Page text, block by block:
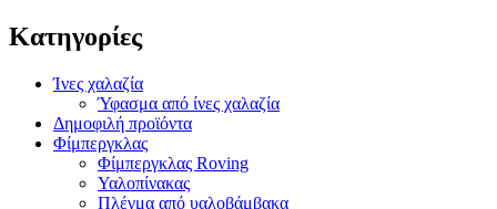
Κατηγορίες
Ίνες χαλαζία
Ύφασμα από ίνες χαλαζία
Δημοφιλή προϊόντα
Φίμπεργκλας
Φίμπεργκλας Roving
Υαλοπίνακας
Πλέγμα από υαλοβάμβακα